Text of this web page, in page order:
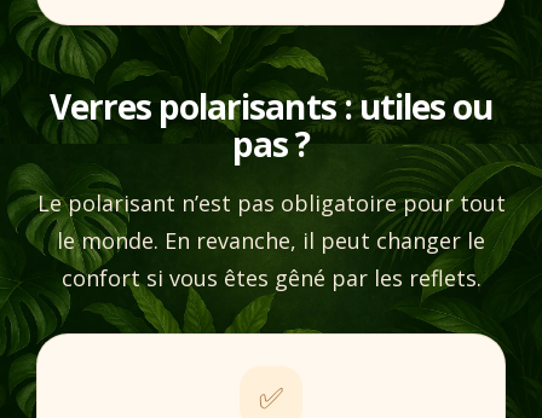
Verres polarisants : utiles ou
pas ?
Le polarisant n’est pas obligatoire pour tout
le monde. En revanche, il peut changer le
confort si vous êtes gêné par les reflets.
✅